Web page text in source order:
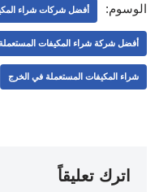
الوسوم: أفضل شركات شراء
أفضل شركة شراء المكيفات
شراء المكيفات المستعملة في الخرج
اترك تعليقاً